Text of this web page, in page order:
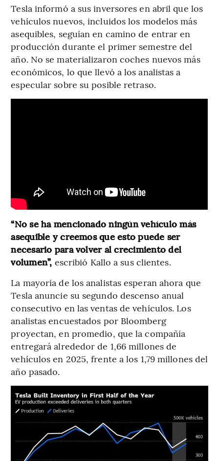
Tesla informó a sus inversores en abril que los
vehículos nuevos, incluidos los modelos más
asequibles, seguían en camino de entrar en
producción durante el primer semestre del
año. No se materializaron coches nuevos más
económicos, lo que llevó a los analistas a
especular sobre su posible retraso.
“No se ha mencionado ningún vehículo más
asequible y creemos que esto puede ser
necesario para volver al crecimiento del
volumen”, escribió Kallo a sus clientes.
La mayoría de los analistas esperan ahora que
Tesla anuncie su segundo descenso anual
consecutivo en las ventas de vehículos. Los
analistas encuestados por Bloomberg
proyectan, en promedio, que la compañía
entregará alrededor de 1,66 millones de
vehículos en 2025, frente a los 1,79 millones del
año pasado.